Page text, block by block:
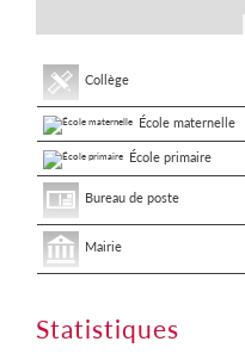
Collège
École maternelle
École primaire
Bureau de poste
Mairie
Statistiques